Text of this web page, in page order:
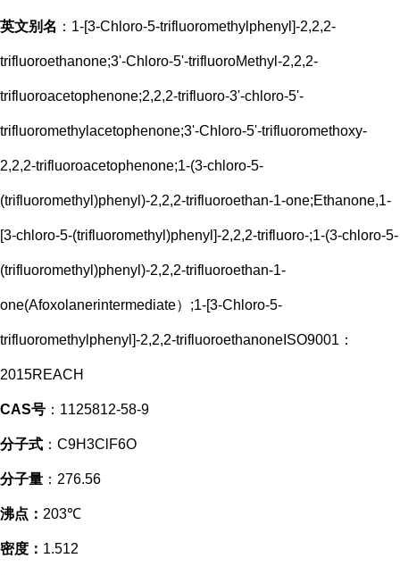
英文别名 ：1-[3-Chloro-5-trifluoromethylphenyl]-2,2,2-
trifluoroethanone;3'-Chloro-5'-trifluoroMethyl-2,2,2-
trifluoroacetophenone;2,2,2-trifluoro-3'-chloro-5'-
trifluoromethylacetophenone;3'-Chloro-5'-trifluoromethoxy-
2,2,2-trifluoroacetophenone;1-(3-chloro-5-
(trifluoromethyl)phenyl)-2,2,2-trifluoroethan-1-one;Ethanone,1-
[3-chloro-5-(trifluoromethyl)phenyl]-2,2,2-trifluoro-;1-(3-chloro-5-
(trifluoromethyl)phenyl)-2,2,2-trifluoroethan-1-
one(Afoxolanerintermediate）;1-[3-Chloro-5-
trifluoromethylphenyl]-2,2,2-trifluoroethanoneISO9001：
2015REACH
CAS号 ：1125812-58-9
分子式 ：C9H3ClF6O
分子量 ：276.56
沸点： 203℃
密度： 1.512